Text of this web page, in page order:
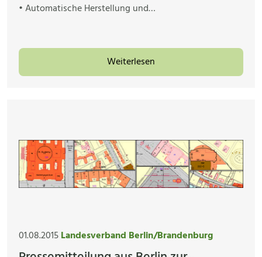
• Automatische Herstellung und…
Weiterlesen
01.08.2015Landesverband Berlin/Brandenburg